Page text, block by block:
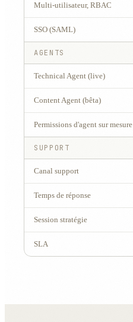
Multi-utilisateur, RBAC
SSO (SAML)
AGENTS
Technical Agent (live)
Content Agent (bêta)
Permissions d'agent sur mesure
SUPPORT
Canal support
Temps de réponse
Session stratégie
SLA